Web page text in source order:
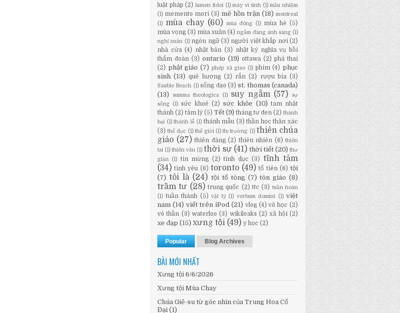
luật pháp (2) lumen fidei (1) máy vi tính (1) mầu nhiệm
(1) memento mori (3) mê hồn trận (18) montreal
(1) mùa chay (60) mùa đông (1) mùa hè (5)
mùa vọng (3) mùa xuân (4) ngắm đàng ánh sáng (1)
nghỉ xuân (1) ngôn ngữ (3) người việt khắp nơi (2)
nhà cửa (4) nhật bản (3) nhật ký nghĩa vụ bồi
thẩm đoàn (3) ontario (19) ottawa (2) phá thai
(2) phật giáo (7) phép xã giao (1) phim (4) phục
sinh (13) quê hương (2) rắn (2) rượu bia (3)
Sauble Beach (1) sống đạo (3) st. thomas (canada)
(13)
summa theologica (1) suy ngẫm (57)
sự
sống
(1) sức khoẻ (2) sức khỏe (10) tam nhật
thánh (2) tâm lý (5) Tết (9) tháng tư đen (2) thành
bại (1) thánh lễ (1) thánh mẫu (3) thần học thân xác
(3) thể dục (1) thế giới (1) thị trường (1) thiên chúa
giáo (27) thiên đàng (2) thiên nhiên (6) thiên
tai (1) thiên văn (1) thời sự (41) thời tiết (20) thư
giản
(1) tin mừng (2) tình dục (3) tĩnh tâm
(34) tình yêu (6) toronto (49) tổ tiên (6) tội
(7) tôi là (24) tội tổ tông (7) tôn giáo (8)
trầm tư (28) trung quốc (2) ttc (3) tuần hoàn
(1) tuần thánh (5) vật lý (1) verbum domini (1) việt
nam (14) viết trên iPod (21) vlog (4) võ học (2)
vô thần (3) waterloo (3) wikileaks (2) xã hội (2)
xe đạp (15) xưng tội (49) y học (2)
Popular Blog Archives
BÀI MỚI NHẤT
Xưng tội 6/6/2026
Xưng tội Mùa Chay
Chúa Giê-su từ góc nhìn của Trung Hoa Cổ
Đại (1)